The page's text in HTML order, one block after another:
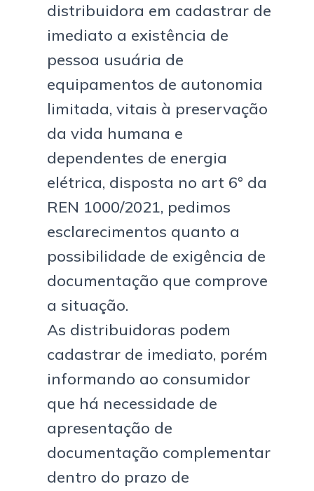
distribuidora em cadastrar de
imediato a existência de
pessoa usuária de
equipamentos de autonomia
limitada, vitais à preservação
da vida humana e
dependentes de energia
elétrica, disposta no art 6° da
REN 1000/2021, pedimos
esclarecimentos quanto a
possibilidade de exigência de
documentação que comprove
a situação.
As distribuidoras podem
cadastrar de imediato, porém
informando ao consumidor
que há necessidade de
apresentação de
documentação complementar
dentro do prazo de